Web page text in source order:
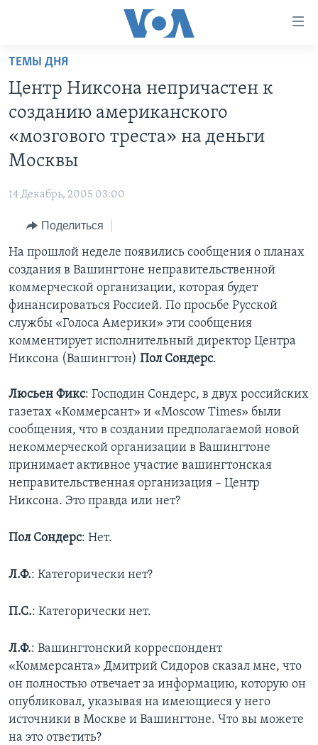
Перейти
основной
контент
основной
Перейти
поиск
ПРОГРАММЫ
ПОЧЕМУ ЭТО ВАЖНО?
ДИСКУССИЯ VOA
ДЕТАЛИ
НЬЮ-ЙОРК NEW YORK
АМЕРИКА. БОЛЬШОЕ ПУТЕШЕСТВИЕ
А КАК В АМЕРИКЕ?
АРТЕФАКТЫ
АМЕРИКАНСКИЕ ГОРОДКИ
ЭКСПЕРТИЗА
ФАКТЫ ПРОТИВ ФЕЙКОВ
ЗА СВОБОДУ ПРЕССЫ
УЧИМ АНГЛИЙСКИЙ
ВИДЕО
ПОДПИСКА НА НОВОСТИ
Learning English
Языки
ТЕМЫ ДНЯ
Центр Никсона непричастен к
созданию американского
«мозгового треста» на деньги
Москвы
14 Декабрь, 2005 03:00
Поделиться
На прошлой неделе появились сообщения о планах
создания в Вашингтоне неправительственной
коммерческой организации, которая будет
финансироваться Россией. По просьбе Русской
службы «Голоса Америки» эти сообщения
комментирует исполнительный директор Центра
Никсона (Вашингтон) Пол Сондерс.
Люсьен Фикс: Господин Сондерс, в двух российских
газетах «Коммерсант» и «Moscow Times» были
сообщения, что в создании предполагаемой новой
некоммерческой организации в Вашингтоне
принимает активное участие вашингтонская
неправительственная организация – Центр
Никсона. Это правда или нет?
Пол Сондерс: Нет.
Л.Ф.: Категорически нет?
П.С.: Категорически нет.
Л.Ф.: Вашингтонский корреспондент
«Коммерсанта» Дмитрий Сидоров сказал мне, что
он полностью отвечает за информацию, которую он
опубликовал, указывая на имеющиеся у него
источники в Москве и Вашингтоне. Что вы можете
на это ответить?